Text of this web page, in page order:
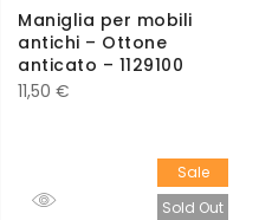
Maniglia per mobili
antichi – Ottone
anticato – 1129100
11,50 €
Sale
Sold Out